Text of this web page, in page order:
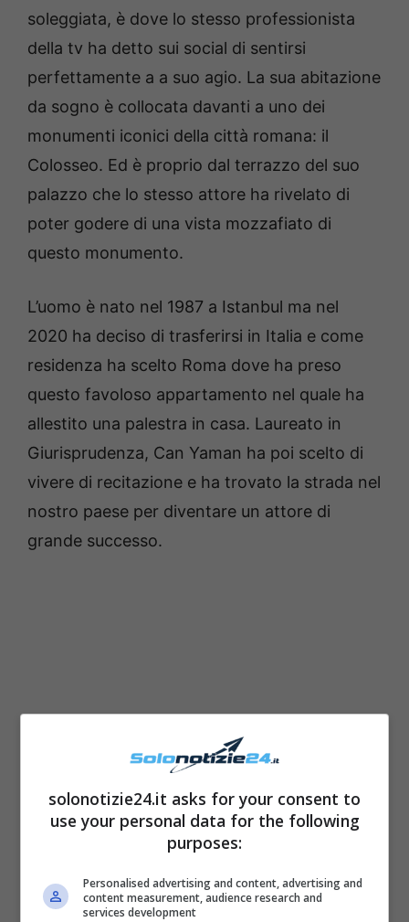
soleggiata, è dove lo stesso professionista
della tv ha detto sui social di sentirsi
perfettamente a a suo agio. La sua abitazione
da sogno è collocata davanti a uno dei
monumenti iconici della città romana: il
Colosseo. Ed è proprio dal terrazzo del suo
palazzo che lo stesso attore ha rivelato di
poter godere di una vista mozzafiato di
questo monumento.
L’uomo è nato nel 1987 a Istanbul ma nel
2020 ha deciso di trasferirsi in Italia e come
residenza ha scelto Roma dove ha preso
questo favoloso appartamento nel quale ha
allestito una palestra in casa. Laureato in
Giurisprudenza, Can Yaman ha poi scelto di
vivere di recitazione e ha trovato la strada nel
nostro paese per diventare un attore di
grande successo.
solonotizie24.it asks for your consent to
use your personal data for the following
purposes:
Personalised advertising and content, advertising and
content measurement, audience research and
services development